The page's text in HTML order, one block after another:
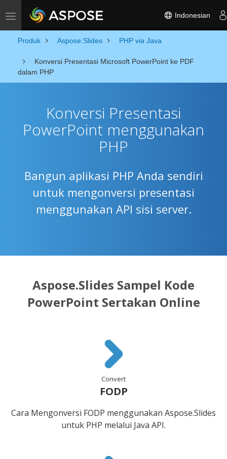
Toggle navigation Indonesian
Produk Aspose.Slides PHP via Java
Konversi Presentasi Microsoft PowerPoint ke PDF
dalam PHP
Konversi Presentasi
PowerPoint menggunakan
PHP
Bangun aplikasi PHP Anda sendiri
untuk mengonversi presentasi
menggunakan API sisi server.
Aspose.Slides Sampel Kode
PowerPoint Sertakan Online
Convert
FODP
Cara Mengonversi FODP menggunakan Aspose.Slides
untuk PHP melalui Java API.